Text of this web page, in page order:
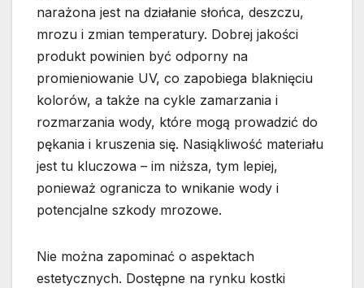
narażona jest na działanie słońca, deszczu,
mrozu i zmian temperatury. Dobrej jakości
produkt powinien być odporny na
promieniowanie UV, co zapobiega blaknięciu
kolorów, a także na cykle zamarzania i
rozmarzania wody, które mogą prowadzić do
pękania i kruszenia się. Nasiąkliwość materiału
jest tu kluczowa – im niższa, tym lepiej,
ponieważ ogranicza to wnikanie wody i
potencjalne szkody mrozowe.
Nie można zapominać o aspektach
estetycznych. Dostępne na rynku kostki